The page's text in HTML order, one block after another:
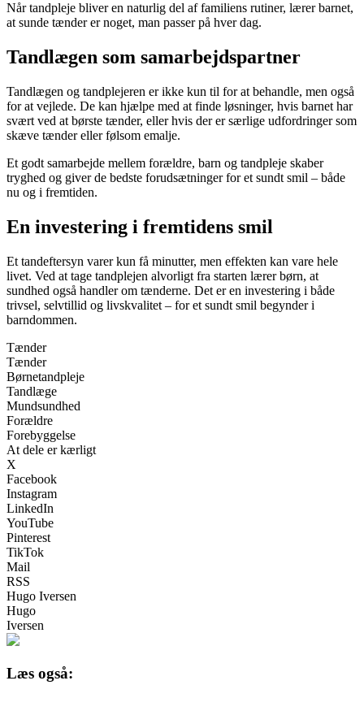
Når tandpleje bliver en naturlig del af familiens rutiner, lærer barnet,
at sunde tænder er noget, man passer på hver dag.
Tandlægen som samarbejdspartner
Tandlægen og tandplejeren er ikke kun til for at behandle, men også
for at vejlede. De kan hjælpe med at finde løsninger, hvis barnet har
svært ved at børste tænder, eller hvis der er særlige udfordringer som
skæve tænder eller følsom emalje.
Et godt samarbejde mellem forældre, barn og tandpleje skaber
tryghed og giver de bedste forudsætninger for et sundt smil – både
nu og i fremtiden.
En investering i fremtidens smil
Et tandeftersyn varer kun få minutter, men effekten kan vare hele
livet. Ved at tage tandplejen alvorligt fra starten lærer børn, at
sundhed også handler om tænderne. Det er en investering i både
trivsel, selvtillid og livskvalitet – for et sundt smil begynder i
barndommen.
Tænder
Tænder
Børnetandpleje
Tandlæge
Mundsundhed
Forældre
Forebyggelse
At dele er kærligt
X
Facebook
Instagram
LinkedIn
YouTube
Pinterest
TikTok
Mail
RSS
Hugo Iversen
Hugo
Iversen
Læs også: